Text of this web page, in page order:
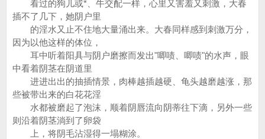
看过的狗儿或*、牛交配一样，心里又害羞又刺激，大春
插不了几下，她阴户里
的淫水又止不住地大量涌出来。大春同样感到刺激万分，
因为以他这样的体位，
耳中听着阳具与阴户磨擦而发出"唧啧、唧啧"的水声，眼
中看着阴茎在阴道里
进进出出的抽插情景，肉棒越插越硬、龟头越磨越涨，那
些被带出来的白花花淫
水都被磨起了泡沫，顺着阴唇流向阴蒂往下滴，另外一些
则沿着阴茎淌到了卵袋
上，将阴毛沾湿得一塌糊涂。